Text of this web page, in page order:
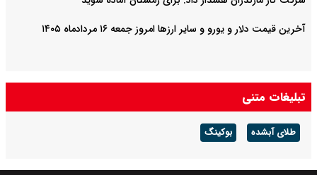
آخرین قیمت دلار و یورو و سایر ارزها امروز جمعه ۱۶ مردادماه ۱۴۰۵
تبلیغات متنی
طلای آبشده بوکینگ